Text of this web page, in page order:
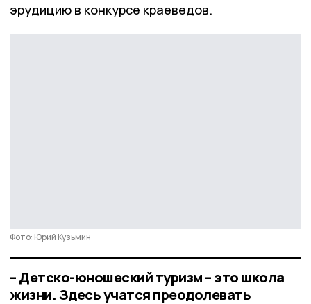
эрудицию в конкурсе краеведов.
Фото: Юрий Кузьмин
– Детско-юношеский туризм – это школа
жизни. Здесь учатся преодолевать